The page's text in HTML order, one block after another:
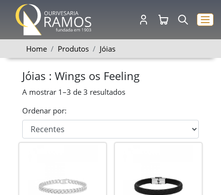
Home Produtos Jóias
Jóias : Wings os Feeling
A mostrar 1–3 de 3 resultados
Ordenar por: